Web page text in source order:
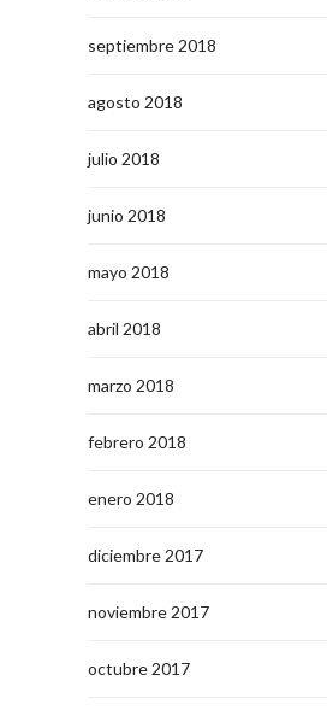
septiembre 2018
agosto 2018
julio 2018
junio 2018
mayo 2018
abril 2018
marzo 2018
febrero 2018
enero 2018
diciembre 2017
noviembre 2017
octubre 2017